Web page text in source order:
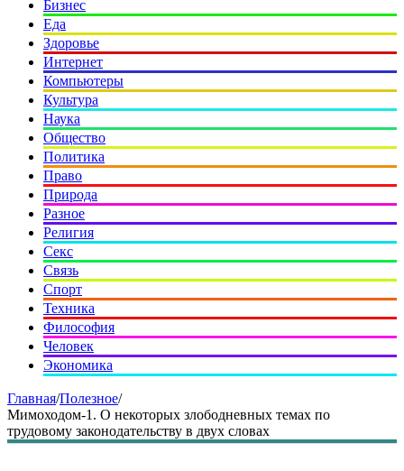
Бизнес
Еда
Здоровье
Интернет
Компьютеры
Культура
Наука
Общество
Политика
Право
Природа
Разное
Религия
Секс
Связь
Спорт
Техника
Философия
Человек
Экономика
Главная/Полезное/
Мимоходом-1. О некоторых злободневных темах по
трудовому законодательству в двух словах